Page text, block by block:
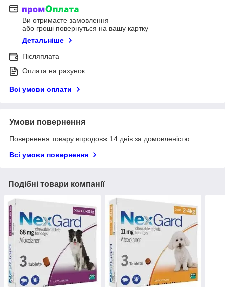
Ви отримаєте замовлення
або гроші повернуться на вашу картку
Детальніше
Післяплата
Оплата на рахунок
Всі умови оплати
Умови повернення
Повернення товару впродовж 14 днів за домовленістю
Всі умови повернення
Подібні товари компанії